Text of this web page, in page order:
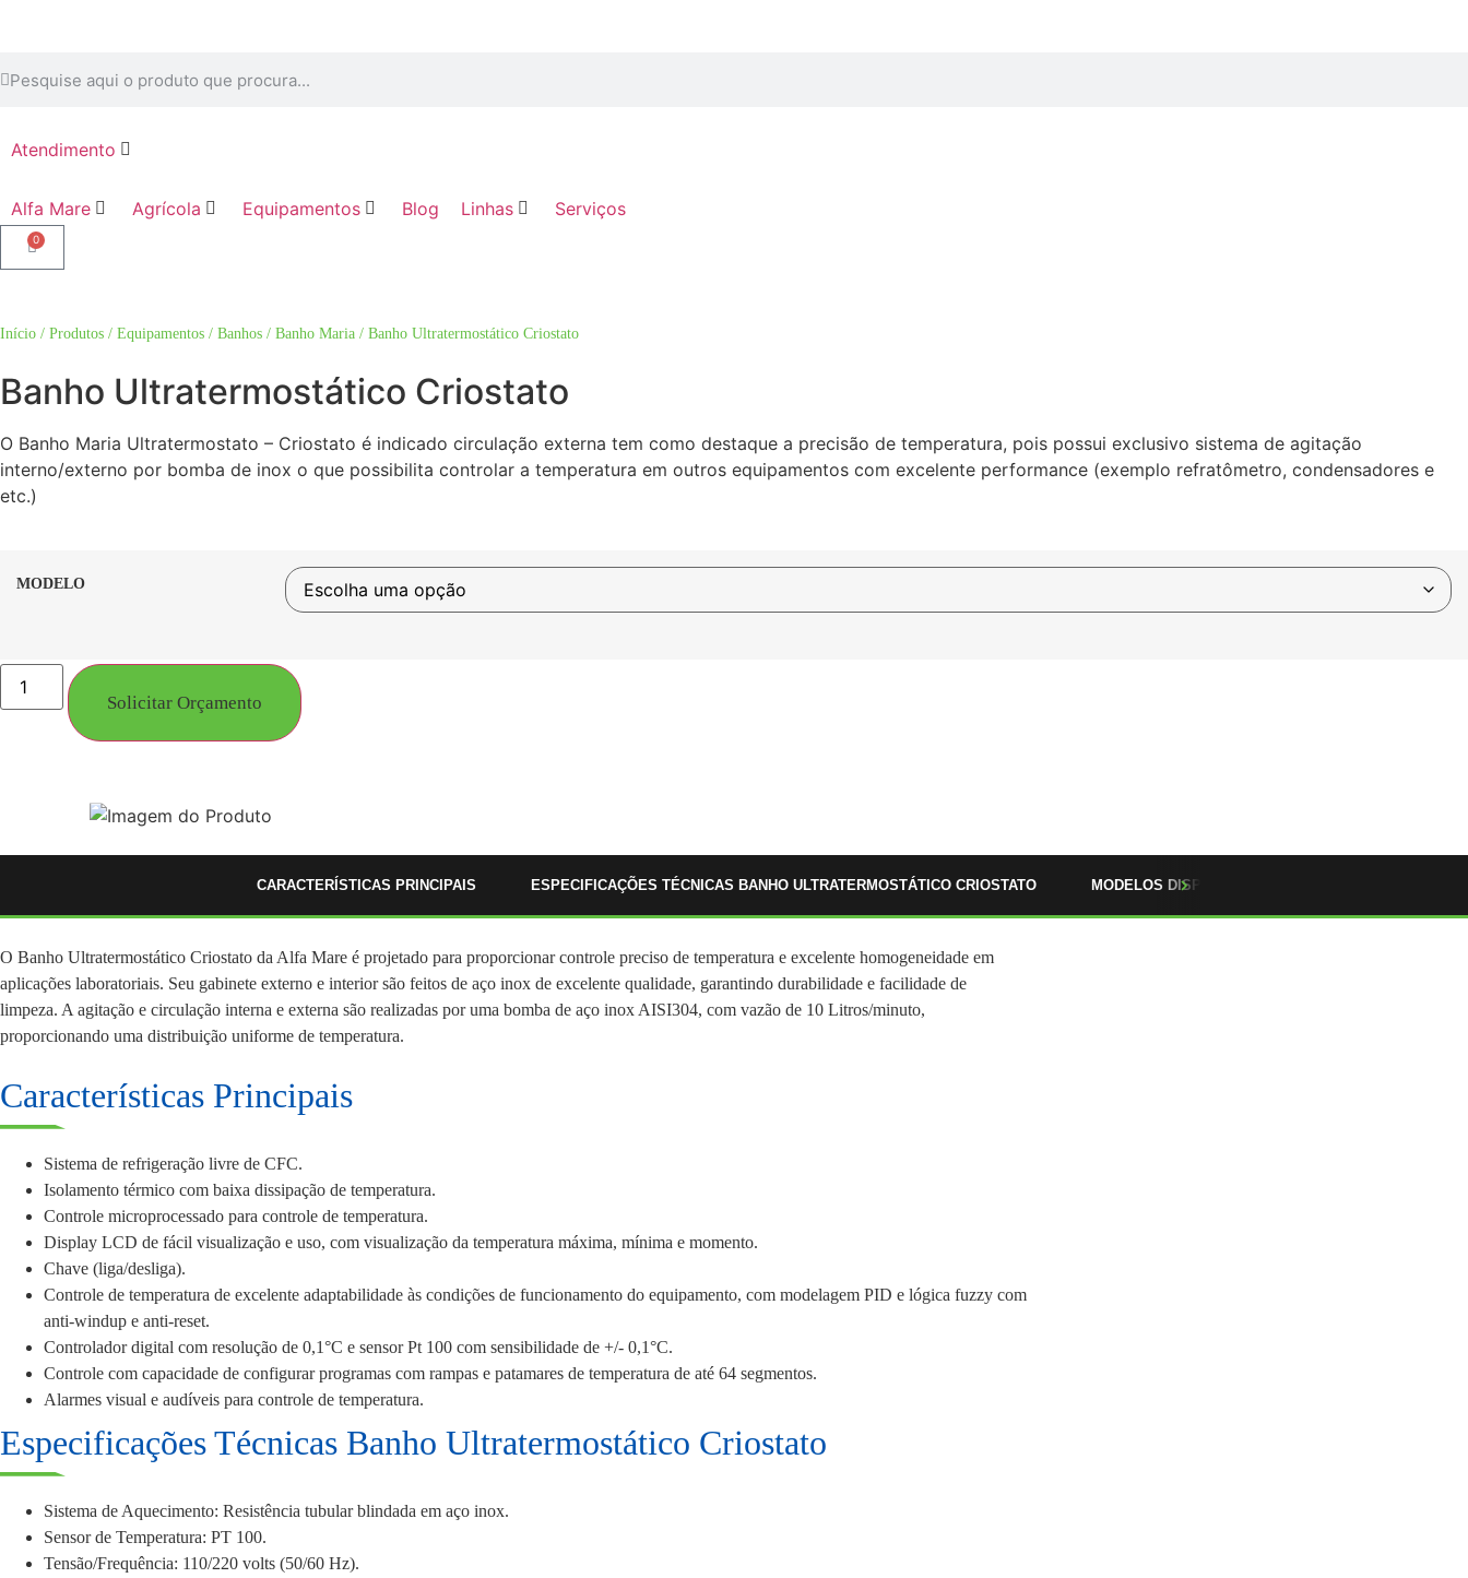
Atendimento
Alfa Mare Agrícola Equipamentos Blog Linhas Serviços
0
Início / Produtos / Equipamentos / Banhos / Banho Maria / Banho Ultratermostático Criostato
Banho Ultratermostático Criostato
O Banho Maria Ultratermostato – Criostato é indicado circulação externa tem como destaque a precisão de temperatura, pois possui exclusivo sistema de agitação
interno/externo por bomba de inox o que possibilita controlar a temperatura em outros equipamentos com excelente performance (exemplo refratômetro, condensadores e
etc.)
MODELO
Solicitar Orçamento
CARACTERÍSTICAS PRINCIPAIS ESPECIFICAÇÕES TÉCNICAS BANHO ULTRATERMOSTÁTICO CRIOSTATO MODELOS DISPONÍVEIS
O Banho Ultratermostático Criostato da Alfa Mare é projetado para proporcionar controle preciso de temperatura e excelente homogeneidade em
aplicações laboratoriais. Seu gabinete externo e interior são feitos de aço inox de excelente qualidade, garantindo durabilidade e facilidade de
limpeza. A agitação e circulação interna e externa são realizadas por uma bomba de aço inox AISI304, com vazão de 10 Litros/minuto,
proporcionando uma distribuição uniforme de temperatura.
Características Principais
Sistema de refrigeração livre de CFC.
Isolamento térmico com baixa dissipação de temperatura.
Controle microprocessado para controle de temperatura.
Display LCD de fácil visualização e uso, com visualização da temperatura máxima, mínima e momento.
Chave (liga/desliga).
Controle de temperatura de excelente adaptabilidade às condições de funcionamento do equipamento, com modelagem PID e lógica fuzzy com
anti-windup e anti-reset.
Controlador digital com resolução de 0,1°C e sensor Pt 100 com sensibilidade de +/- 0,1°C.
Controle com capacidade de configurar programas com rampas e patamares de temperatura de até 64 segmentos.
Alarmes visual e audíveis para controle de temperatura.
Especificações Técnicas Banho Ultratermostático Criostato
Sistema de Aquecimento: Resistência tubular blindada em aço inox.
Sensor de Temperatura: PT 100.
Tensão/Frequência: 110/220 volts (50/60 Hz).